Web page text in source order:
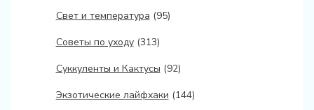
Свет и температура (95)
Советы по уходу(313)
Суккуленты и Кактусы (92)
Экзотические лайфхаки (144)